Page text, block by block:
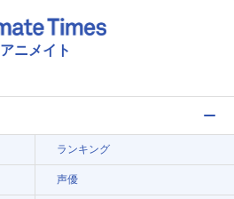
アニメイト
ランキング
声優